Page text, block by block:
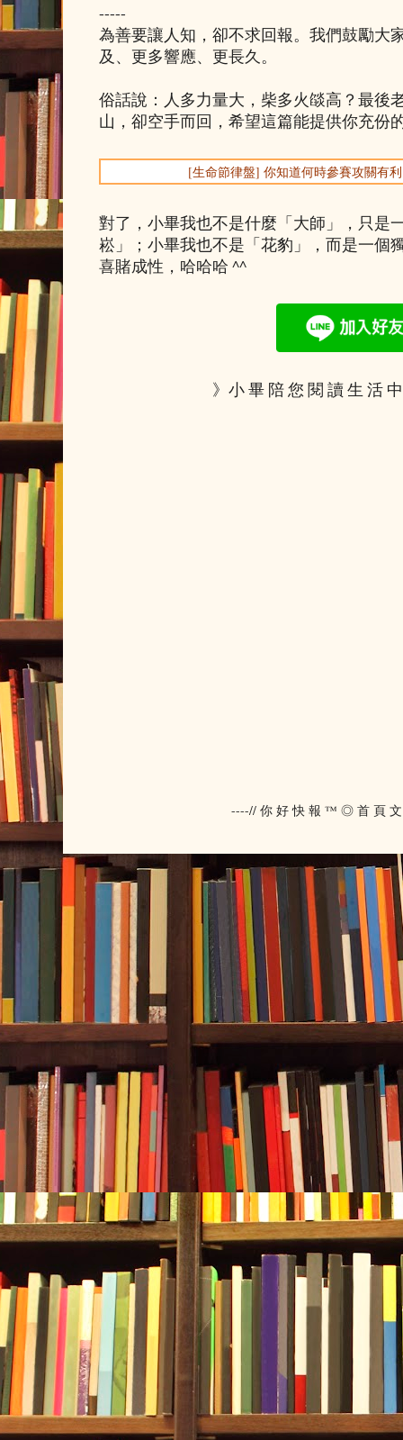
-----
為善要讓人知，卻不求回報。我們鼓勵大
及、更多響應、更長久。
俗話說：人多力量大，柴多火燄高？最後
山，卻空手而回，希望這篇能提供你充份
[生命節律盤] 你知道何時參賽攻關有
對了，小畢我也不是什麼「大師」，只是
崧」；小畢我也不是「花豹」，而是一個
喜賭成性，哈哈哈 ^^
》小 畢 陪 您 閱 讀 生 活
----// 你 好 快 報 ™ ◎ 首 頁 文